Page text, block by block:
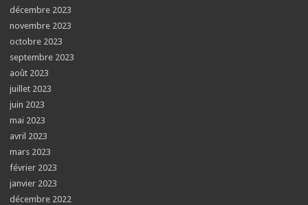
décembre 2023
novembre 2023
octobre 2023
septembre 2023
août 2023
juillet 2023
juin 2023
mai 2023
avril 2023
mars 2023
février 2023
janvier 2023
décembre 2022